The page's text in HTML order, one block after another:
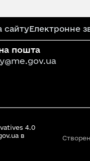
сайтуЕлектронне
пошта
4.0
в